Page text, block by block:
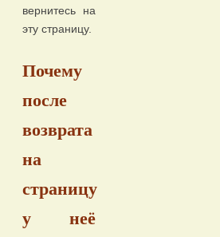
вернитесь на
эту страницу.
Почему
после
возврата
на
страницу
у неё